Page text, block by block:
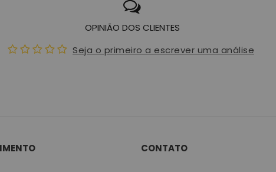
OPINIÃO DOS CLIENTES
Seja o primeiro a escrever uma análise
CONTATO